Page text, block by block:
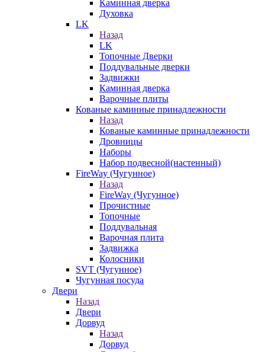
Каминная дверка
Духовка
LK
Назад
LK
Топочные Дверки
Поддувальные дверки
Задвижки
Каминная дверка
Варочные плиты
Кованые каминные принадлежности
Назад
Кованые каминные принадлежности
Дровницы
Наборы
Набор подвесной(настенный)
FireWay (Чугунное)
Назад
FireWay (Чугунное)
Прочистные
Топочные
Поддувальная
Варочная плита
Задвижка
Колосники
SVT (Чугунное)
Чугунная посуда
Двери
Назад
Двери
Дорвуд
Назад
Дорвуд